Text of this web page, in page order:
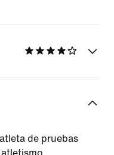
de pruebas